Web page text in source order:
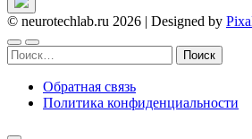
© neurotechlab.ru 2026 | Designed by
Найти:
Обратная связь
Политика конфиденциальности